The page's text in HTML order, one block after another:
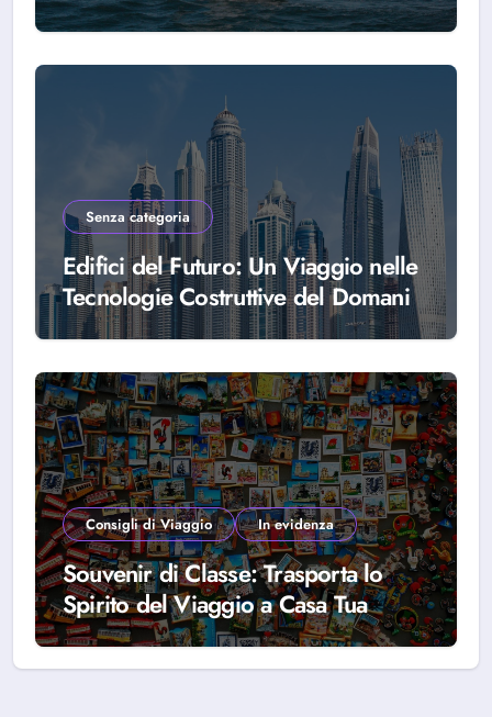
Senza categoria
Edifici del Futuro: Un Viaggio nelle
Tecnologie Costruttive del Domani
Consigli di Viaggio In evidenza
Souvenir di Classe: Trasporta lo
Spirito del Viaggio a Casa Tua